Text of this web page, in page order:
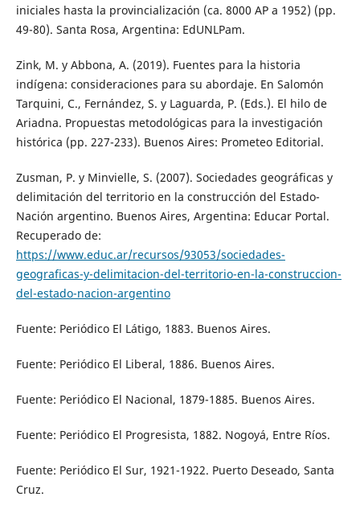
iniciales hasta la provincialización (ca. 8000 AP a 1952) (pp.
49-80). Santa Rosa, Argentina: EdUNLPam.
Zink, M. y Abbona, A. (2019). Fuentes para la historia
indígena: consideraciones para su abordaje. En Salomón
Tarquini, C., Fernández, S. y Laguarda, P. (Eds.). El hilo de
Ariadna. Propuestas metodológicas para la investigación
histórica (pp. 227-233). Buenos Aires: Prometeo Editorial.
Zusman, P. y Minvielle, S. (2007). Sociedades geográficas y
delimitación del territorio en la construcción del Estado-
Nación argentino. Buenos Aires, Argentina: Educar Portal.
Recuperado de:
https://www.educ.ar/recursos/93053/sociedades-
geograficas-y-delimitacion-del-territorio-en-la-construccion-
del-estado-nacion-argentino
Fuente: Periódico El Látigo, 1883. Buenos Aires.
Fuente: Periódico El Liberal, 1886. Buenos Aires.
Fuente: Periódico El Nacional, 1879-1885. Buenos Aires.
Fuente: Periódico El Progresista, 1882. Nogoyá, Entre Ríos.
Fuente: Periódico El Sur, 1921-1922. Puerto Deseado, Santa
Cruz.